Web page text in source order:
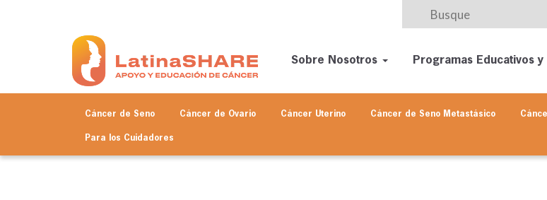
Sobre Nosotros Programas Educativos
Cáncer de Seno Cáncer de Ovario Cáncer Uterino Cáncer de Seno Metastásico
Para los Cuidadores